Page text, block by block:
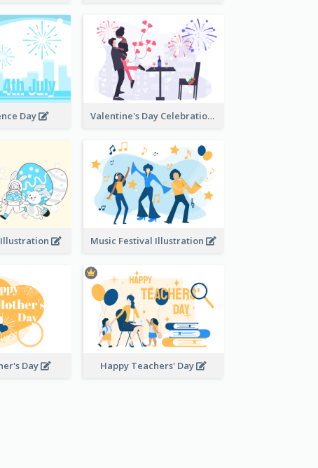
Day Valentine's Day Celebration
Illustration Music Festival Illustration
Day Happy Teachers' Day